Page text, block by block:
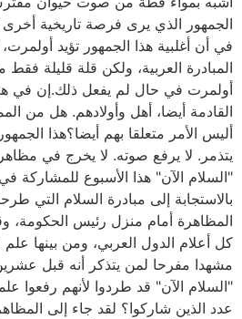
الجمهور الذي يرى فرصة تاريخية
في أن أغلبية هذا الجمهور تؤيد
المبادرة العربية، ولكن قلة قليلة
أولمرت في حال لم يفعل ذلك.إن في
القادمة أيضا، أهل وأولادهم. هل من
أليس الأمر متعلقا بهم أيضا؟هذا
يتذمر. لا يرفع صوته. لا يخرج في
"السلام الآن" هذا الأسبوع
بالاستجابة إلى مبادرة السلام التي
المظاهرة أمام منزل رئيس الحكومة،
كل أعلام الدول العربي، ومن بينها
مشهدا مفرحا لمن يتذكر أنه قبل
"السلام الآن" قد طردوا لأنهم رفعوا
عدد الذين شاركوا؟ لقد جاء إلى